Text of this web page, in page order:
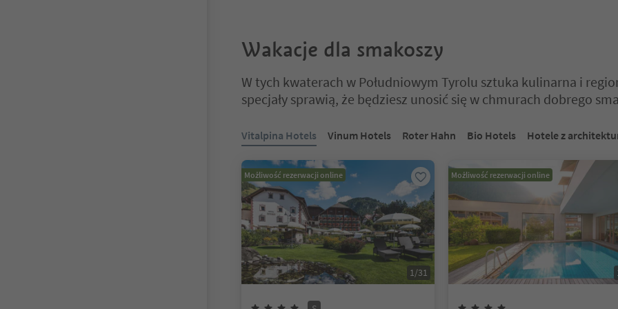
Wakacje dla smakoszy
W tych kwaterach w Południowym Tyrolu sztuka kulinarna i
specjały sprawią, że będziesz unosić się w chmurach dobrego
Znajdujesz się na suwaku z zakładkami. Wybierz zakładkę, aby zobaczyć jej
Vitalpina Hotels Vinum Hotels Roter Hahn Bio Hotels Hotele z
Możliwość rezerwacji online
1/31
Możliwość rezerwacji online